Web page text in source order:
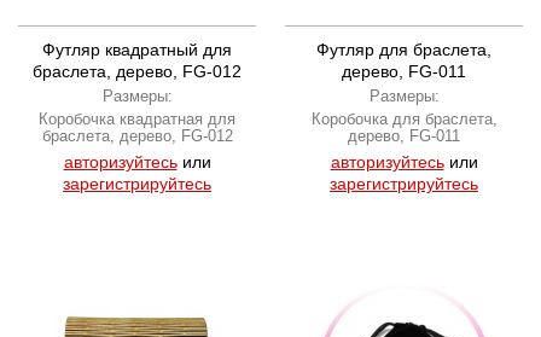
Футляр квадратный для
браслета, дерево, FG-012
Размеры:
Коробочка квадратная для
браслета, дерево, FG-012
авторизуйтесьили
зарегистрируйтесь
Футляр для браслета,
дерево, FG-011
Размеры:
Коробочка для браслета,
дерево, FG-011
авторизуйтесьили
зарегистрируйтесь